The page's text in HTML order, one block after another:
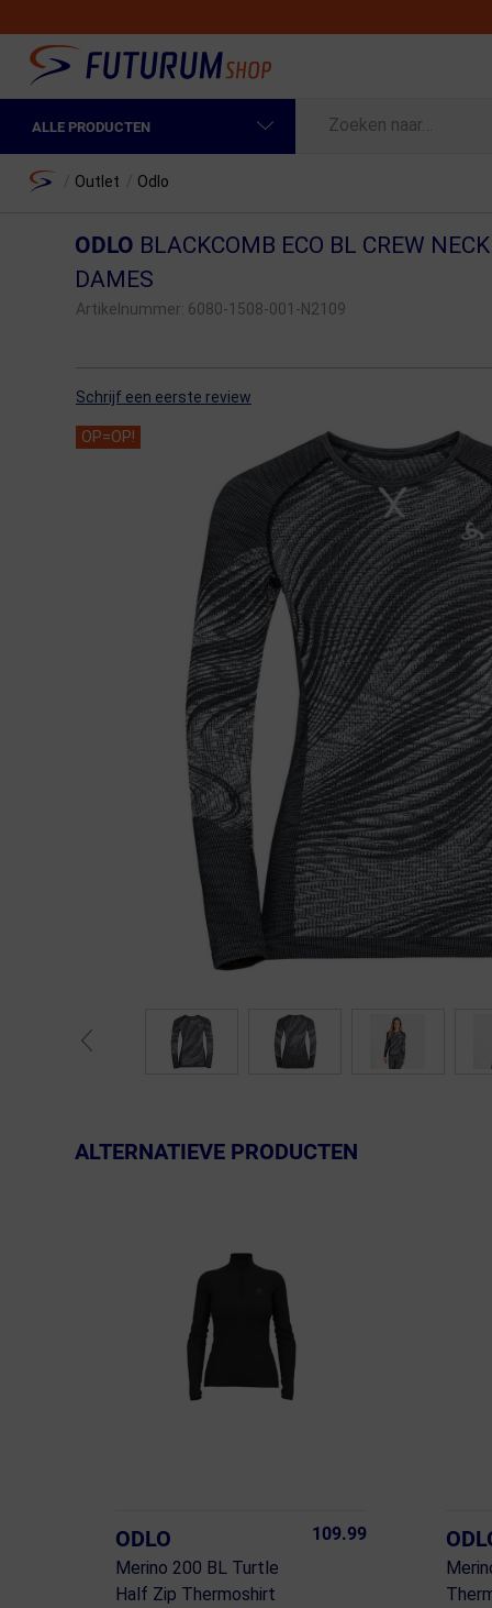
ALLE PRODUCTEN
Fietskleding Heren
Fietselektronica
Sportvoeding en Verzorging
Fietstassen & Rugzakken
Fietsendragers & Fietskoffers
Overige sporten & cadeaubon
Nieuw bij FuturumShop...
Home Outlet Odlo
ODLO BLACKCOMB ECO BL CREW
DAMES
Artikelnummer: 6080-1508-001-N2109
Schrijf een eerste review
OP=OP!
ALTERNATIEVE PRODUCTEN
ODLO
Merino 200 BL Turtle
Half Zip Thermoshirt
109.99